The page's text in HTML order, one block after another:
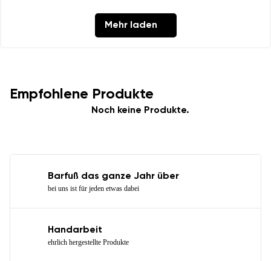
Mehr laden
Empfohlene Produkte
Noch keine Produkte.
Barfuß das ganze Jahr über
bei uns ist für jeden etwas dabei
Handarbeit
ehrlich hergestellte Produkte